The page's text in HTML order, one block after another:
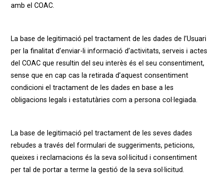
amb el COAC.
La base de legitimació pel tractament de les dades de l’Usuari
per la finalitat d’enviar-li informació d’activitats, serveis i actes
del COAC que resultin del seu interès és el seu consentiment,
sense que en cap cas la retirada d’aquest consentiment
condicioni el tractament de les dades en base a les
obligacions legals i estatutàries com a persona col·legiada.
La base de legitimació pel tractament de les seves dades
rebudes a través del formulari de suggeriments, peticions,
queixes i reclamacions és la seva sol·licitud i consentiment
per tal de portar a terme la gestió de la seva sol·licitud.